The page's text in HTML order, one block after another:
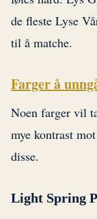
de fleste Lyse
til å matche.
Farger å
Noen farger vil
mye kontrast
disse.
Light Spring